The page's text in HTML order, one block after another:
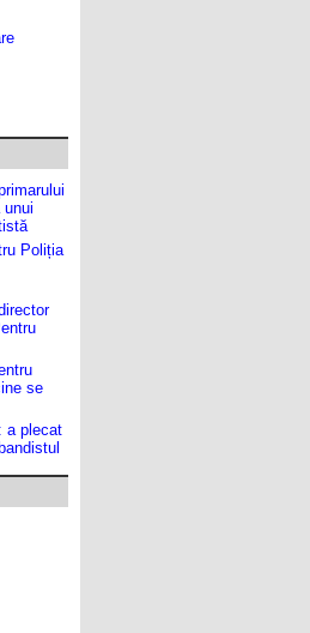
unui
Poliția
se
a plecat